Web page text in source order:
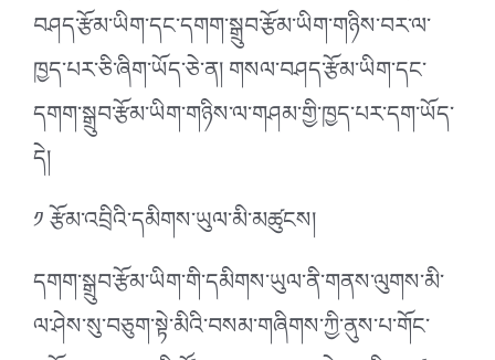
བཤད་རྩོམ་ཡིག་དང་དགག་སྒྲུབ་རྩོམ་ཡིག་གཉིས་བར་ལ་
ཁྱད་པར་ཅི་ཞིག་ཡོད་ཅེ་ན། གསལ་བཤད་རྩོམ་ཡིག་དང་
དགག་སྒྲུབ་རྩོམ་ཡིག་གཉིས་ལ་གཤམ་གྱི་ཁྱད་པར་དག་ཡོད་
དེ།
༡ རྩོམ་འབྲིའི་དམིགས་ཡུལ་མི་མཚུངས།
དགག་སྒྲུབ་རྩོམ་ཡིག་གི་དམིགས་ཡུལ་ནི་གནས་ལུགས་མི་
ལ་ཤེས་སུ་བཅུག་སྟེ་མིའི་བསམ་གཞིགས་ཀྱི་ནུས་པ་གོང་